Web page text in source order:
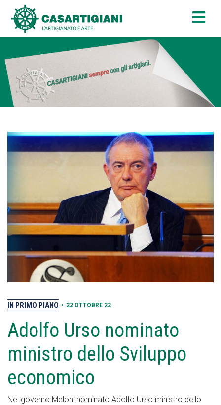
IN PRIMO PIANO • 22 OTTOBRE 22
Adolfo Urso nominato
ministro dello Sviluppo
economico
Nel governo Meloni nominato Adolfo Urso ministro dello